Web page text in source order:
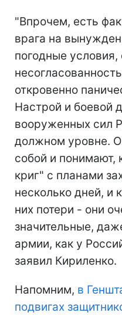
"Впрочем, есть
врага на
погодные
откровенно
Настрой и боевой
вооруженных сил
должном уровне.
собой и понимают,
криг" с планами
несколько дней, и
них потери - они
значительные,
армии, как у
заявил Кириленко.
Напомним, в
подвигах